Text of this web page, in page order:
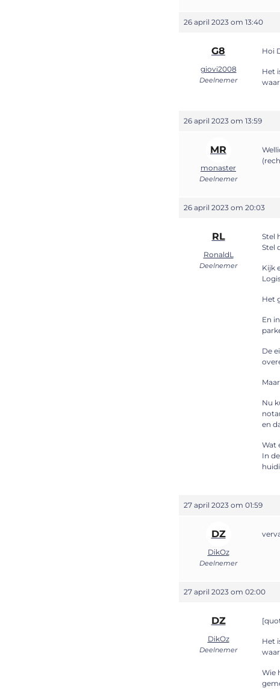
26 april 2023 om 13:40
G8
giovi2008
Deelnemer
Hoi
Het
26 april 2023 om 13:59
MR
monaster
Deelnemer
26 april 2023 om 20:03
RL
RonaldL
Deelnemer
Stel
Stel
Kijk
Het
En
De
Nu
en
Wat
In
27 april 2023 om 01:59
DZ
DikOz
Deelnemer
27 april 2023 om 02:00
DZ
DikOz
Deelnemer
Het
Wie